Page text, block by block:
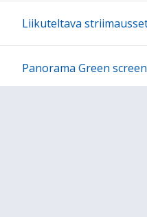
22:00
23:00
Liikuteltava
Panorama Green